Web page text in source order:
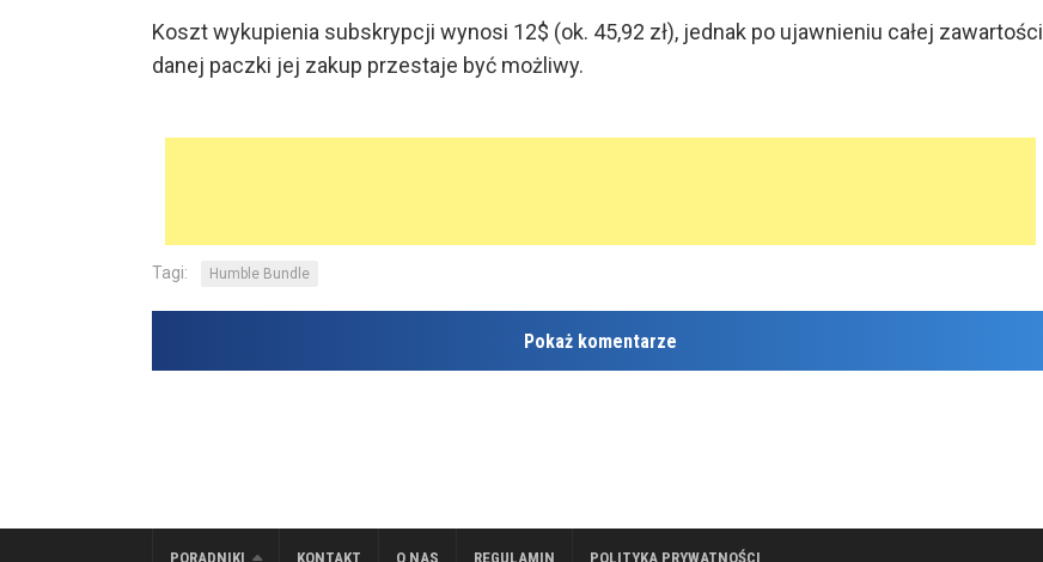
Koszt wykupienia subskrypcji wynosi 12$ (ok. 45,92 zł), jednak po ujawnieniu całej zawartości
danej paczki jej zakup przestaje być możliwy.
Tagi: Humble Bundle
Pokaż komentarze
PORADNIKI KONTAKT O NAS REGULAMIN POLITYKA PRYWATNOŚCI